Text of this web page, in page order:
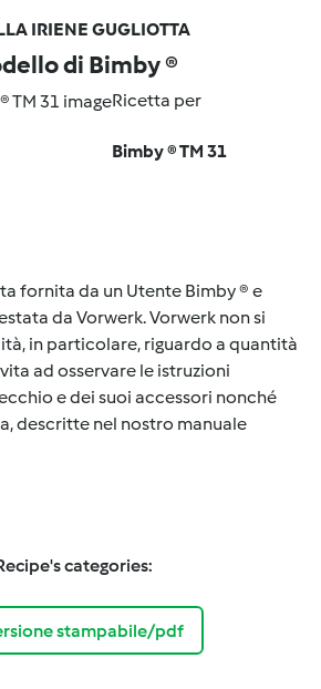
IRIENE GUGLIOTTA
di Bimby ®
Ricetta per
Bimby ® TM 31
fornita da un Utente Bimby ® e
da Vorwerk. Vorwerk non si
in particolare, riguardo a quantità
ad osservare le istruzioni
e dei suoi accessori nonché
descritte nel nostro manuale
categories:
stampabile/pdf